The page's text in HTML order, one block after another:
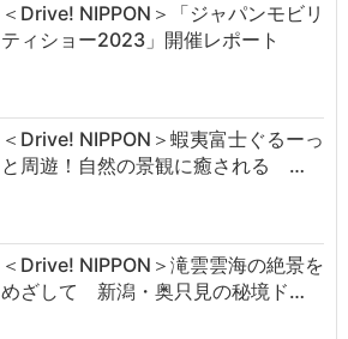
＜Drive! NIPPON＞「ジャパンモビリ
ティショー2023」開催レポート
＜Drive! NIPPON＞蝦夷富士ぐるーっ
と周遊！自然の景観に癒される …
＜Drive! NIPPON＞滝雲雲海の絶景を
めざして 新潟・奥只見の秘境ド…